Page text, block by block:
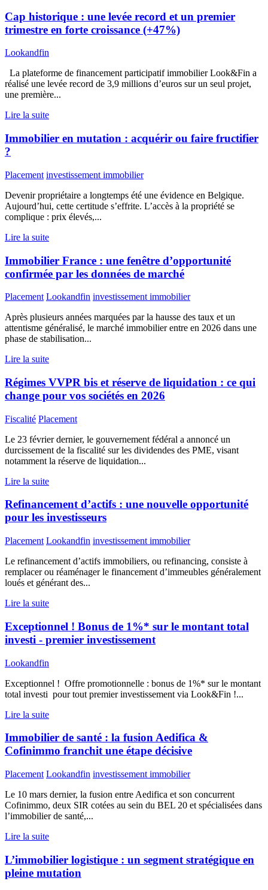
Cap historique : une levée record et un premier
trimestre en forte croissance (+47%)
Lookandfin
La plateforme de financement participatif immobilier Look&Fin a
réalisé une levée record de 3,9 millions d’euros sur un seul projet,
une première...
Lire la suite
Immobilier en mutation : acquérir ou faire fructifier
?
Placement investissement immobilier
Devenir propriétaire a longtemps été une évidence en Belgique.
Aujourd’hui, cette certitude s’effrite. L’accès à la propriété se
complique : prix élevés,...
Lire la suite
Immobilier France : une fenêtre d’opportunité
confirmée par les données de marché
Placement Lookandfin investissement immobilier
Après plusieurs années marquées par la hausse des taux et un
attentisme généralisé, le marché immobilier entre en 2026 dans une
phase de stabilisation...
Lire la suite
Régimes VVPR bis et réserve de liquidation : ce qui
change pour vos sociétés en 2026
Fiscalité Placement
Le 23 février dernier, le gouvernement fédéral a annoncé un
durcissement de la fiscalité sur les dividendes des PME, visant
notamment la réserve de liquidation...
Lire la suite
Refinancement d’actifs : une nouvelle opportunité
pour les investisseurs
Placement Lookandfin investissement immobilier
Le refinancement d’actifs immobiliers, ou refinancing, consiste à
remplacer ou réaménager le financement d’immeubles généralement
loués et générant des...
Lire la suite
Exceptionnel ! Bonus de 1%* sur le montant total
investi - premier investissement
Lookandfin
Exceptionnel ! Offre promotionnelle : bonus de 1%* sur le montant
total investi pour tout premier investissement via Look&Fin !...
Lire la suite
Immobilier de santé : la fusion Aedifica &
Cofinimmo franchit une étape décisive
Placement Lookandfin investissement immobilier
Le 10 mars dernier, la fusion entre Aedifica et son concurrent
Cofinimmo, deux SIR cotées au sein du BEL 20 et spécialisées dans
l’immobilier de santé,...
Lire la suite
L’immobilier logistique : un segment stratégique en
pleine mutation